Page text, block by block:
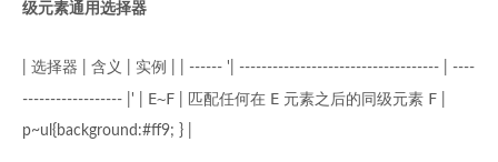
级元素通用选择器
| 选择器 | 含义 | 实例 | | ------ '| ------------------------------------ | ----
------------------ |' | E~F | 匹配任何在 E 元素之后的同级元素 F
p~ul{background:#ff9; } |